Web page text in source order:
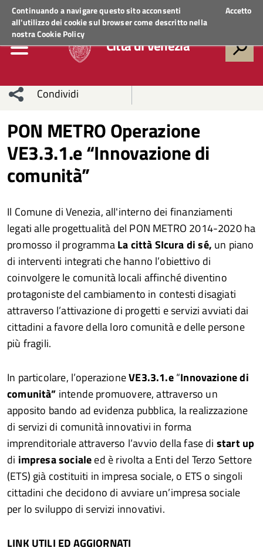
Continuando a navigare questo sito acconsenti
all'utilizzo dei cookie sul browser come descritto nella
nostraCookie Policy
Accetto
Regione VenetoACCEDI AI SERVIZI
Città di Venezia
Condividi
sui social
network
Condividi
Condividi
su
Condividi
Twitter
su
Facebook
Condividi
su
Whatsapp
PON METRO Operazione
VE3.3.1.e “Innovazione di
comunità”
Il Comune di Venezia, all'interno dei finanziamenti
legati alle progettualità del PON METRO 2014-2020 ha
promosso il programmaLa città SIcura di sé, un piano
di interventi integrati che hanno l’obiettivo di
coinvolgere le comunità locali affinché diventino
protagoniste del cambiamento in contesti disagiati
attraverso l’attivazione di progetti e servizi avviati dai
cittadini a favore della loro comunità e delle persone
più fragili.
In particolare, l’operazioneVE3.3.1.e“Innovazione di
comunità” intende promuovere, attraverso un
apposito bando ad evidenza pubblica, la realizzazione
di servizi di comunità innovativi in forma
imprenditoriale attraverso l’avvio della fase di start up
di impresa socialeed è rivolta a Enti del Terzo Settore
(ETS) già costituiti in impresa sociale, o ETS o singoli
cittadini che decidono di avviare un’impresa sociale
per lo sviluppo di servizi innovativi.
LINK UTILI ED AGGIORNATI